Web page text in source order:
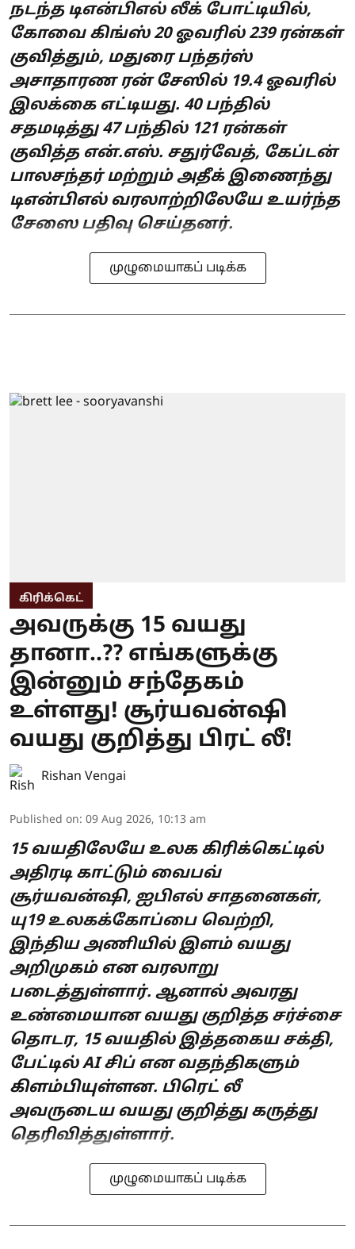
நடந்த டிஎன்பிஎல் லீக் போட்டியில்,
கோவை கிங்ஸ் 20 ஓவரில் 239 ரன்கள்
குவித்தும், மதுரை பந்தர்ஸ்
அசாதாரண ரன் சேஸில் 19.4 ஓவரில்
இலக்கை எட்டியது. 40 பந்தில்
சதமடித்து 47 பந்தில் 121 ரன்கள்
குவித்த என்.எஸ். சதுர்வேத், கேப்டன்
பாலசந்தர் மற்றும் அதீக் இணைந்து
டிஎன்பிஎல் வரலாற்றிலேயே உயர்ந்த
சேஸை பதிவு செய்தனர்.
முழுமையாகப் படிக்க
கிரிக்கெட்
அவருக்கு 15 வயது
தானா..?? எங்களுக்கு
இன்னும் சந்தேகம்
உள்ளது! சூர்யவன்ஷி
வயது குறித்து பிரட் லீ!
Rishan Vengai
Published on: 09 Aug 2026, 10:13 am
15 வயதிலேயே உலக கிரிக்கெட்டில்
அதிரடி காட்டும் வைபவ்
சூர்யவன்ஷி, ஐபிஎல் சாதனைகள்,
யு19 உலகக்கோப்பை வெற்றி,
இந்திய அணியில் இளம் வயது
அறிமுகம் என வரலாறு
படைத்துள்ளார். ஆனால் அவரது
உண்மையான வயது குறித்த சர்ச்சை
தொடர, 15 வயதில் இத்தகைய சக்தி,
பேட்டில் AI சிப் என வதந்திகளும்
கிளம்பியுள்ளன. பிரெட் லீ
அவருடைய வயது குறித்து கருத்து
தெரிவித்துள்ளார்.
முழுமையாகப் படிக்க